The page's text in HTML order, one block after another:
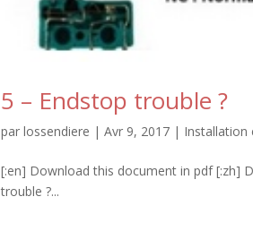
5 – Endstop trouble ?
parlossendiere |Avr 9, 2017 | Installation
[:en] Download this document in pdf [:zh]
trouble ?...